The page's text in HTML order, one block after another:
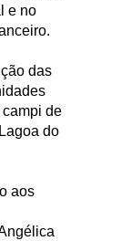
e no
das
de
do
aos